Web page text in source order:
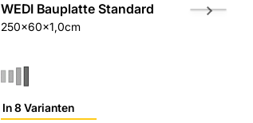
WEDI Bauplatte Standard
250x60x1,0cm
In 8 Varianten
WEDI